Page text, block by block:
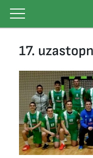
content
17.